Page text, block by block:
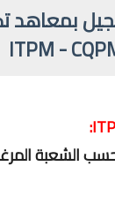
بمعاهد
الشعبة